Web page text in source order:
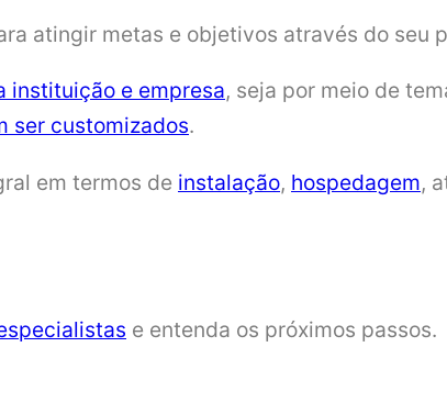
atingir metas e objetivos através do seu
instituição e empresa, seja por meio de
ser customizados.
em termos de instalação, hospedagem,
e entenda os próximos passos.